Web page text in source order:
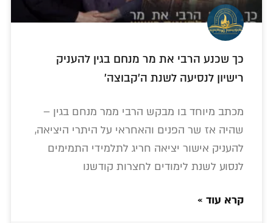
כך שכנע הרבי את מר מנחם בגין להעניק
רישיון לנסיעה לשנת ה'קבוצה'
מכתב מיוחד בו מבקש הרבי ממר מנחם בגין –
שהיה אז שר הפנים והאחראי על היתרי היציאה,
להעניק אישור יציאה חריג לתלמידי התמימים
לנסוע לשנת לימודים לחצרות קודשנו
קרא עוד »